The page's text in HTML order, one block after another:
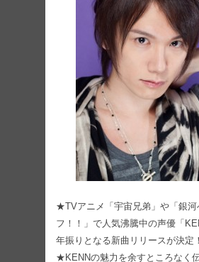
★TVアニメ「宇宙兄弟」や「銀河
フ！！」で人気沸騰中の声優「
年振りとなる新曲リリースが決定！
★KENNの魅力を余すところなく